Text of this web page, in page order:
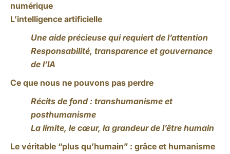
numérique
L’intelligence artificielle
Une aide précieuse qui requiert de l’attention
Responsabilité, transparence et gouvernance
de l’IA
Ce que nous ne pouvons pas perdre
Récits de fond : transhumanisme et
posthumanisme
La limite, le cœur, la grandeur de l’être humain
Le véritable “plus qu’humain” : grâce et humanisme